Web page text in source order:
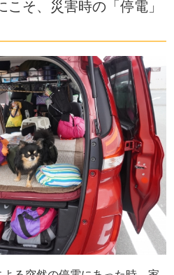
そ、災害時の「停電」